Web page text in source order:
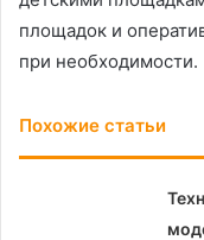
площадок и
при необходимости.
Похожие статьи